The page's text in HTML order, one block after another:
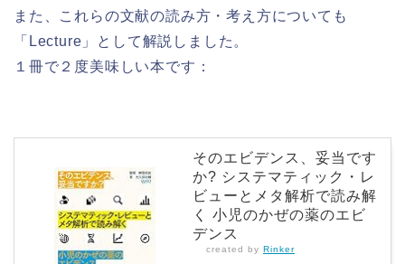
また、これらの文献の読み方・考え方についても
「Lecture」として解説しました。
１冊で２度美味しい本です：
そのエビデンス、妥当です
か? システマティック・レ
ビューとメタ解析で読み解
く 小児のかぜの薬のエビ
デンス
created by Rinker